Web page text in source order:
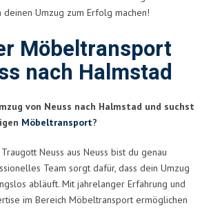
deinen Umzug zum Erfolg machen!
Möbeltransport
nach Halmstad
von Neuss nach Halmstad und suchst
Möbeltransport?
Neuss aus Neuss bist du genau
Team sorgt dafür, dass dein Umzug
abläuft. Mit jahrelanger Erfahrung und
im Bereich Möbeltransport ermöglichen